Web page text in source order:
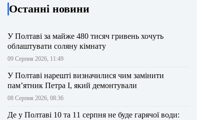
Останні новини
У Полтаві за майже 480 тисяч гривень хочуть
облаштувати соляну кімнату
09 Серпня 2026, 11:49
У Полтаві нарешті визначилися чим замінити
пам’ятник Петра І, який демонтували
08 Серпня 2026, 08:36
Де у Полтаві 10 та 11 серпня не буде гарячої води: